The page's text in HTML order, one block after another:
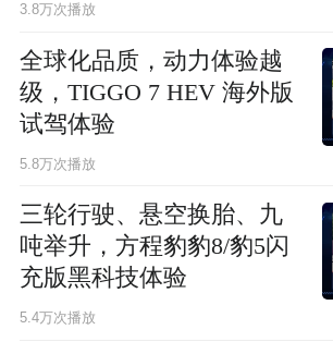
3.8万次播放
全球化品质，动力体验越
级，TIGGO 7 HEV 海外版
试驾体验
5.8万次播放
三轮行驶、悬空换胎、九
吨举升，方程豹豹8/豹5闪
充版黑科技体验
5.4万次播放